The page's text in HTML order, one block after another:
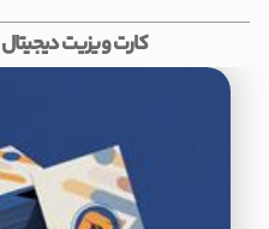
کارت ویزیت